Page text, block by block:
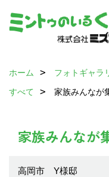
ホーム フォトギャラ
すべて
家族みんなが
家族みんなが
高岡市 Y様邸